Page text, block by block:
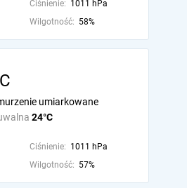
Ciśnienie: 1011 hPa
Wilgotność: 58%
24°C
umiarkowane
Ciśnienie: 1011 hPa
Wilgotność: 57%